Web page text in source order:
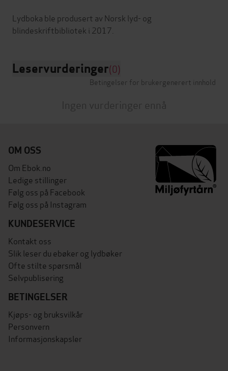
Lydboka ble produsert av Norsk lyd- og
Leservurderinger(0)
Betingelser for brukergenerert innhold
Ingen vurderinger ennå
OM OSS
Om Ebok.no
Ledige stillinger
Følg oss på Facebook
Følg oss på Instagram
KUNDESERVICE
Kontakt oss
Slik leser du ebøker og lydbøker
Ofte stilte spørsmål
Selvpublisering
BETINGELSER
Kjøps- og bruksvilkår
Personvern
Informasjonskapsler